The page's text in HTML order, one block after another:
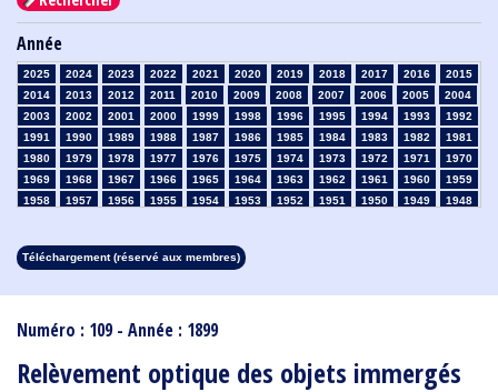
Numéro : 109 - Année : 1899
Relèvement optique des objets immergés
Année
2025 2024 2023 2022 2021 2020 2019 2018 2017 2016
2015
2014
2013 2012 2011 2010 2009 2008 2007 2006 2005
2004
2003
2002 2001 2000 1999 1998 1996 1995 1994 1993
1992
1991
1990 1989 1988 1987 1986 1985 1984 1983 1982
1981
1980
1979 1978 1977 1976 1975 1974 1973 1972 1971
1970
1969
1968 1967 1966 1965 1964 1963 1962 1961 1960
1959
1958
1957 1956 1955 1954 1953 1952 1951 1950 1949
1948
1913
1912 1911 1910 1909 1908
Téléchargement (réservé aux membres)